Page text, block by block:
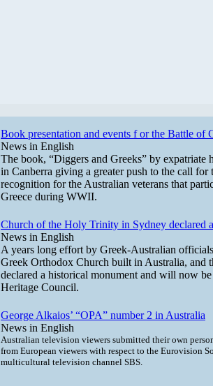
Book presentation and events f or the Battle of
News in English
The book, “Diggers and Greeks” by
in Canberra giving a greater push to the call
recognition for the Australian veterans that
Greece during WWII.
Church of the Holy Trinity in Sydney declared
News in English
A years long effort by Greek-Australian
Greek Orthodox Church built in Australia, and
declared a historical monument and will now
Heritage Council.
George Alkaios’ “OPA” number 2 in Australia
News in English
Australian television viewers submitted their own
from European viewers with respect to the Eurovision
multicultural television channel SBS.